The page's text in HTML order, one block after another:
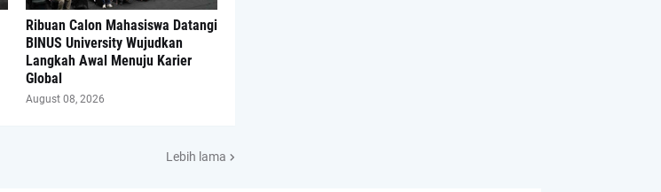
Ribuan Calon Mahasiswa Datangi
BINUS University Wujudkan
Langkah Awal Menuju Karier
Global
August 08, 2026
Lebih lama